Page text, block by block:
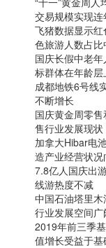
交易规模实现连
飞猪数据显示红
色旅游人数占
国庆长假中老
标群体在年龄
成都地铁6号线
不断增长
国庆黄金周零
售行业发展现状
加拿大Hibar电
造产业经营状况
7.8亿人国庆出
线游热度不减
中国石油塔里
行业发展空间广
2019年前三季
值增长受益于